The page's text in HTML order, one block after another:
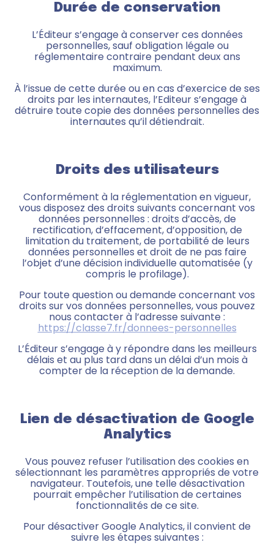
Durée de conservation
L’Éditeur s’engage à conserver ces données
personnelles, sauf obligation légale ou
réglementaire contraire pendant deux ans
maximum.
À l’issue de cette durée ou en cas d’exercice de ses
droits par les internautes, l’Editeur s’engage à
détruire toute copie des données personnelles des
internautes qu’il détiendrait.
Droits des utilisateurs
Conformément à la réglementation en vigueur,
vous disposez des droits suivants concernant vos
données personnelles : droits d’accès, de
rectification, d’effacement, d’opposition, de
limitation du traitement, de portabilité de leurs
données personnelles et droit de ne pas faire
l’objet d’une décision individuelle automatisée (y
compris le profilage).
Pour toute question ou demande concernant vos
droits sur vos données personnelles, vous pouvez
nous contacter à l’adresse suivante :
https://classe7.fr/donnees-personnelles
L’Éditeur s’engage à y répondre dans les meilleurs
délais et au plus tard dans un délai d’un mois à
compter de la réception de la demande.
Lien de désactivation de Google
Analytics
Vous pouvez refuser l’utilisation des cookies en
sélectionnant les paramètres appropriés de votre
navigateur. Toutefois, une telle désactivation
pourrait empêcher l’utilisation de certaines
fonctionnalités de ce site.
Pour désactiver Google Analytics, il convient de
suivre les étapes suivantes :